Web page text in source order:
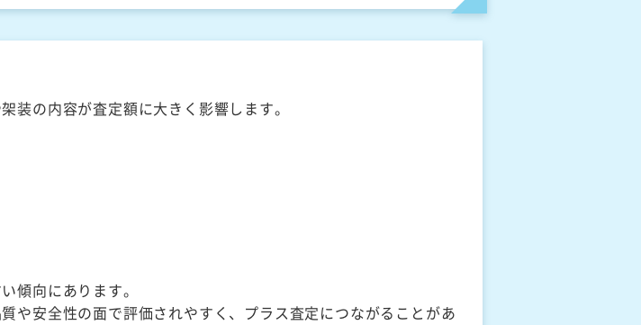
装の内容が査定額に大きく影響します。
傾向にあります。
や安全性の面で評価されやすく、プラス査定につながることがあ